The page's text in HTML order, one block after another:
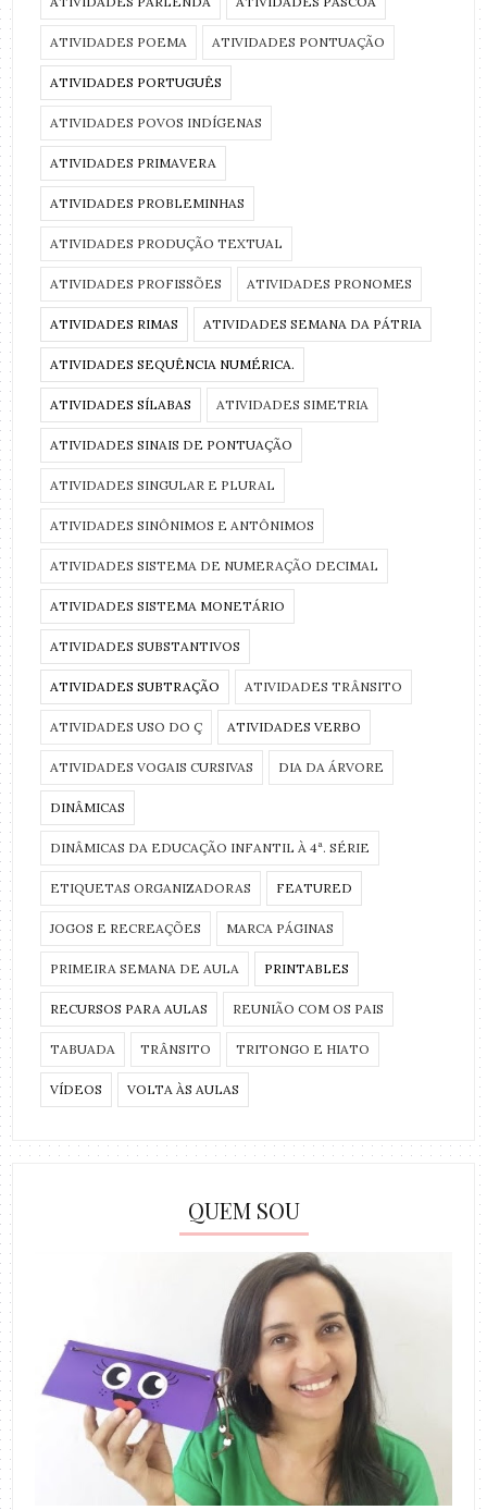
ATIVIDADES POEMA ATIVIDADES PONTUAÇÃO
ATIVIDADES PORTUGUÊS
ATIVIDADES POVOS INDÍGENAS
ATIVIDADES PRIMAVERA
ATIVIDADES PROBLEMINHAS
ATIVIDADES PRODUÇÃO TEXTUAL
ATIVIDADES PROFISSÕES ATIVIDADES PRONOMES
ATIVIDADES RIMAS ATIVIDADES SEMANA DA PÁTRIA
ATIVIDADES SEQUÊNCIA NUMÉRICA.
ATIVIDADES SÍLABAS ATIVIDADES SIMETRIA
ATIVIDADES SINAIS DE PONTUAÇÃO
ATIVIDADES SINGULAR E PLURAL
ATIVIDADES SINÔNIMOS E ANTÔNIMOS
ATIVIDADES SISTEMA DE NUMERAÇÃO DECIMAL
ATIVIDADES SISTEMA MONETÁRIO
ATIVIDADES SUBSTANTIVOS
ATIVIDADES SUBTRAÇÃO ATIVIDADES TRÂNSITO
ATIVIDADES USO DO Ç ATIVIDADES VERBO
ATIVIDADES VOGAIS CURSIVAS DIA DA ÁRVORE
DINÂMICAS
DINÂMICAS DA EDUCAÇÃO INFANTIL À 4ª. SÉRIE
ETIQUETAS ORGANIZADORAS FEATURED
JOGOS E RECREAÇÕES MARCA PÁGINAS
PRIMEIRA SEMANA DE AULA PRINTABLES
RECURSOS PARA AULAS REUNIÃO COM OS PAIS
TABUADA TRÂNSITO TRITONGO E HIATO
VÍDEOS VOLTA ÀS AULAS
QUEM SOU